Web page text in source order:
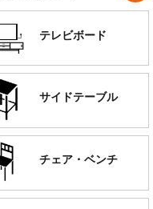
テレビボード
サイドテーブル
チェア・ベンチ